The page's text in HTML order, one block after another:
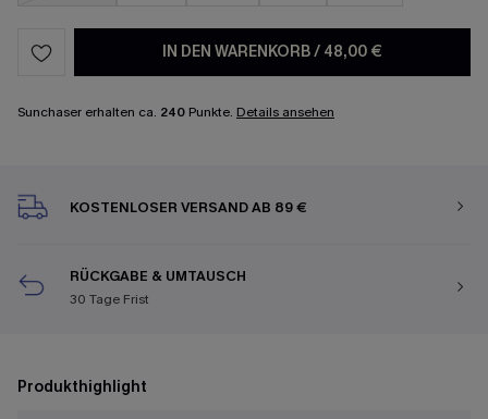
IN DEN WARENKORB/ 48,00 €
Sunchaser erhalten ca. 240 Punkte. Details ansehen
KOSTENLOSER VERSAND AB 89 €
RÜCKGABE & UMTAUSCH
30 Tage Frist
Produkthighlight